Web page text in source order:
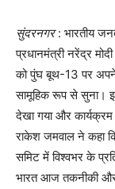
सुंदरनगर: भारतीय
प्रधानमंत्री नरेंद्र
को पुंघ बूथ-13 पर अपने
सामूहिक रूप से सुना।
देखा गया और
राकेश जमवाल ने कहा
समिट में विश्वभर के
भारत आज तकनीकी और